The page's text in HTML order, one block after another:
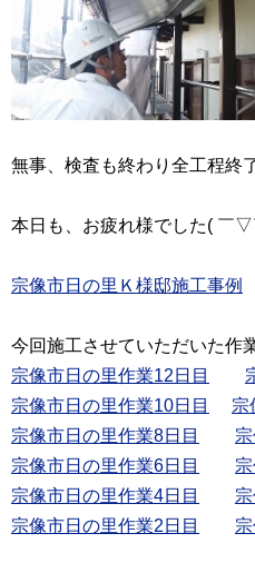
無事、検査も終わり全工程終
本日も、お疲れ様でした( ￣
宗像市日の里Ｋ様邸施工事例
宗像市日の里作業12日目
宗像市日の里作業10日目
宗
宗像市日の里作業8日目
宗像市日の里作業6日目
宗像市日の里作業4日目
宗像市日の里作業2日目